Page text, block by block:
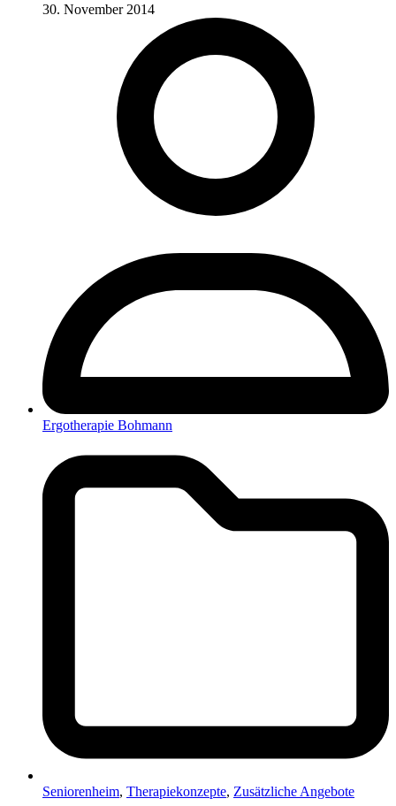
30. November 2014
Ergotherapie Bohmann
Seniorenheim, Therapiekonzepte, Zusätzliche Angebote